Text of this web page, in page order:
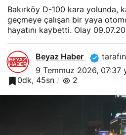
Bakırköy D-100 kara yolunda,
geçmeye çalışan bir yaya
hayatını kaybetti. Olay
Beyaz Haber
9 Temmuz 2026, 07:37
0dk, 45sn
2